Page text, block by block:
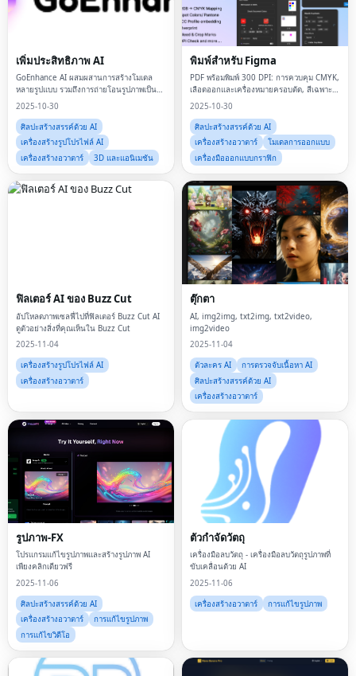
เพิ่มประสิทธิภาพ AI
GoEnhance AI ผสมผสานการสร้างโมเดล
หลายรูปแบบ รวมถึงการถ่ายโอนรูปภาพเป็น
วิดีโอ ข้อความเป็นวิดีโอ และการถ่ายโอน
2025-10-30
ศิลปะสร้างสรรค์ด้วย AI
เครื่องสร้างรูปโปรไฟล์ AI
เครื่องสร้างอวาตาร์
3D และแอนิเมชัน
พิมพ์สำหรับ Figma
PDF พร้อมพิมพ์ 300 DPI: การควบคุม CMYK,
เลือดออกและเครื่องหมายครอบตัด, สีเฉพาะ
จุด/ Pantone, พิมพ์ทับ
2025-10-30
ศิลปะสร้างสรรค์ด้วย AI
เครื่องสร้างอวาตาร์
โมเดลการออกแบบ
เครื่องมือออกแบบกราฟิก
ฟิลเตอร์ AI ของ Buzz Cut
อัปโหลดภาพเซลฟี่ไปที่ฟิลเตอร์ Buzz Cut AI
ดูตัวอย่างสิ่งที่คุณเห็นใน Buzz Cut
2025-11-04
เครื่องสร้างรูปโปรไฟล์ AI
เครื่องสร้างอวาตาร์
ตุ๊กตา
AI, img2img, txt2img, txt2video,
img2video
2025-11-04
ตัวละคร AI
การตรวจจับเนื้อหา AI
ศิลปะสร้างสรรค์ด้วย AI
เครื่องสร้างอวาตาร์
รูปภาพ-FX
โปรแกรมแก้ไขรูปภาพและสร้างรูปภาพ AI
เพียงคลิกเดียวฟรี
2025-11-06
ศิลปะสร้างสรรค์ด้วย AI
เครื่องสร้างอวาตาร์
การแก้ไขรูปภาพ
การแก้ไขวิดีโอ
ตัวกำจัดวัตถุ
เครื่องมือลบวัตถุ - เครื่องมือลบวัตถุรูปภาพที่
ขับเคลื่อนด้วย AI
2025-11-06
เครื่องสร้างอวาตาร์
การแก้ไขรูปภาพ